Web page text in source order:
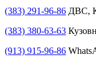
(383) 291-96-86 ДВС,
(383) 380-63-63
(913) 915-96-86